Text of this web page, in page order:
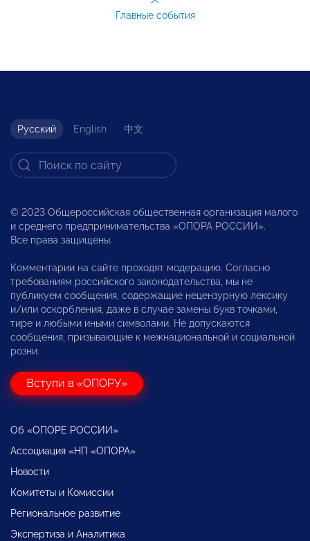
Главные события
Русский English 中文
© 2023 Общероссийская общественная организация малого
и среднего предпринимательства «ОПОРА РОССИИ».
Все права защищены.
Комментарии на сайте проходят модерацию. Согласно
требованиям российского законодательства, мы не
публикуем сообщения, содержащие нецензурную лексику
и/или оскорбления, даже в случае замены букв точками,
тире и любыми иными символами. Не допускаются
сообщения, призывающие к межнациональной и социальной
розни.
Вступи в «ОПОРУ»
Об «ОПОРЕ РОССИИ»
Ассоциация «НП «ОПОРА»
Новости
Комитеты и Комиссии
Региональное развитие
Экспертиза и Аналитика